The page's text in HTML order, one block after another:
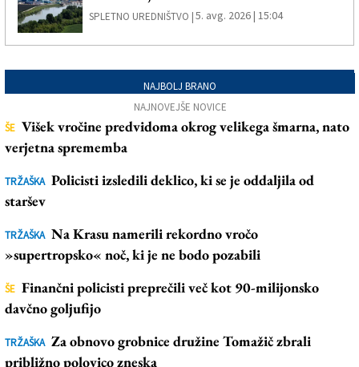
SPLETNO UREDNIŠTVO |5. avg. 2026 | 15:04
NAJBOLJ BRANO
NAJNOVEJŠE NOVICE
ŠE Višek vročine predvidoma okrog velikega šmarna, nato
verjetna sprememba
TRŽAŠKA Policisti izsledili deklico, ki se je oddaljila od
staršev
TRŽAŠKA Na Krasu namerili rekordno vročo
»supertropsko« noč, ki je ne bodo pozabili
ŠE Finančni policisti preprečili več kot 90-milijonsko
davčno goljufijo
TRŽAŠKA Za obnovo grobnice družine Tomažič zbrali
približno polovico zneska